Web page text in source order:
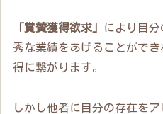
「賞賛獲得欲求」
により自
秀な業績をあげることがで
得に繋がります。
しかし他者に自分の存在を